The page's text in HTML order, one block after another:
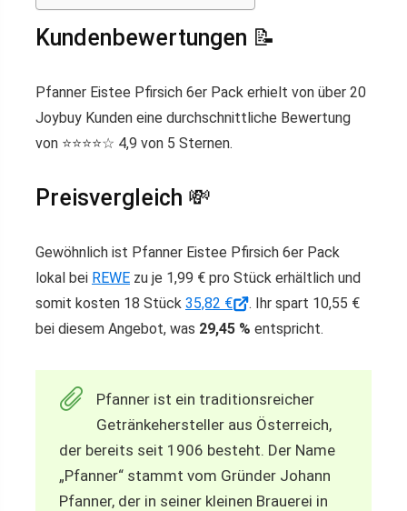
Kundenbewertungen 📝
Pfanner Eistee Pfirsich 6er Pack erhielt von über 20
Joybuy Kunden eine durchschnittliche Bewertung
von ⭐️⭐️⭐️⭐️☆ 4,9 von 5 Sternen.
Preisvergleich 💸
Gewöhnlich ist Pfanner Eistee Pfirsich 6er Pack
lokal bei REWE zu je 1,99 € pro Stück erhältlich und
somit kosten 18 Stück 35,82 €
. Ihr spart 10,55 €
bei diesem Angebot, was 29,45 % entspricht.
Pfanner ist ein traditionsreicher
Getränkehersteller aus Österreich,
der bereits seit 1906 besteht. Der Name
„Pfanner“ stammt vom Gründer Johann
Pfanner, der in seiner kleinen Brauerei in